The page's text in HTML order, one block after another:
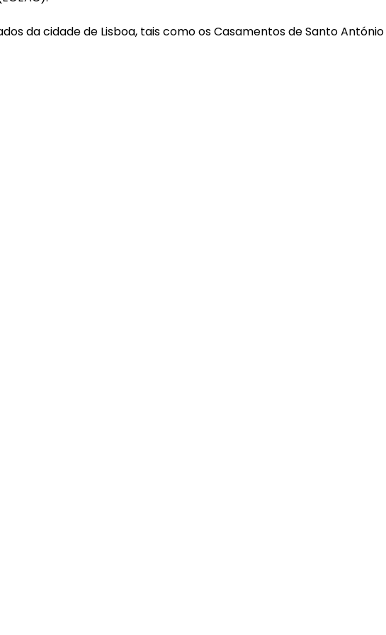
da cidade de Lisboa, tais como os Casamentos de Santo António